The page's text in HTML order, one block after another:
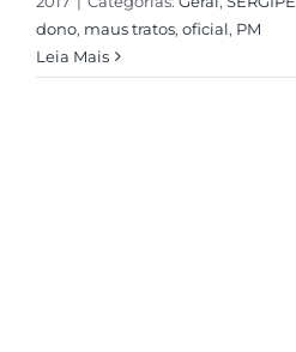
dono, maus tratos, oficial, PM
Leia Mais